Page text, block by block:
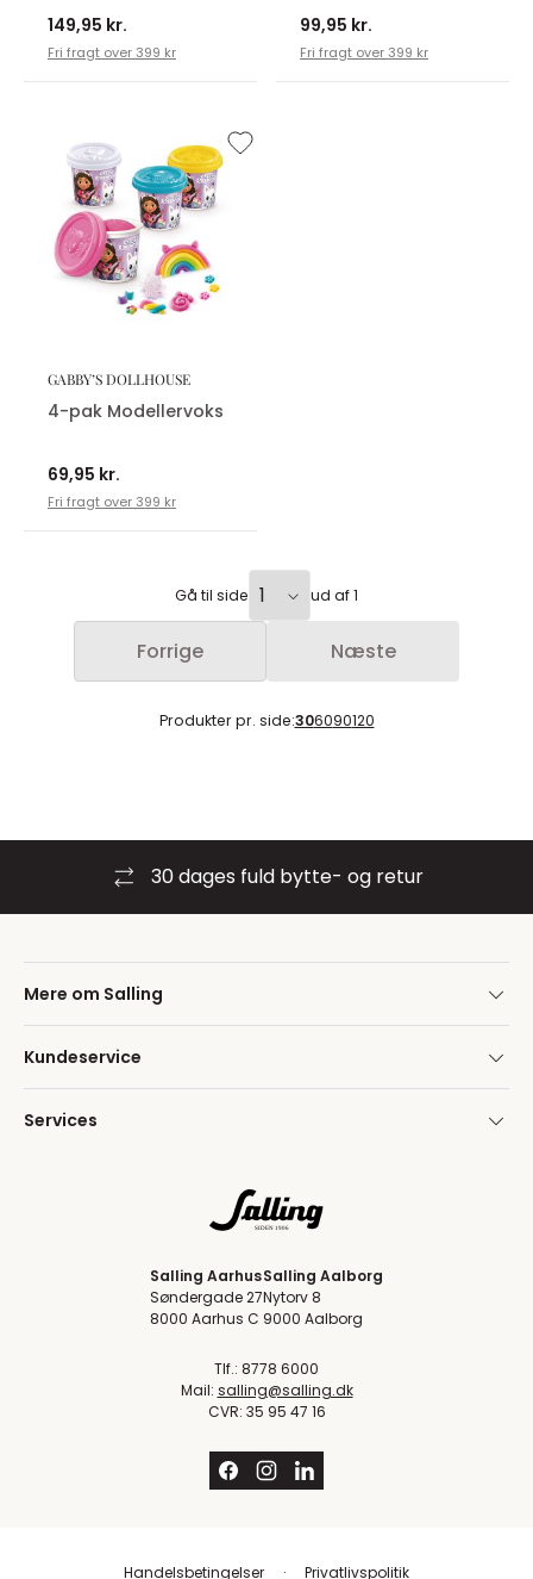
149,95 kr.
Fri fragt over 399 kr
99,95 kr.
Fri fragt over 399 kr
GABBY’S DOLLHOUSE
4-pak Modellervoks
69,95 kr.
Fri fragt over 399 kr
Gå til side ud af 1
Forrige Næste
Produkter pr. side:306090120
30 dages fuld bytte- og retur
Mere om Salling
Kundeservice
Services
Salling Aarhus
Søndergade 27
8000 Aarhus C
Salling Aalborg
Nytorv 8
9000 Aalborg
Tlf.: 8778 6000
Mail: salling@salling.dk
CVR: 35 95 47 16
Handelsbetingelser Privatlivspolitik